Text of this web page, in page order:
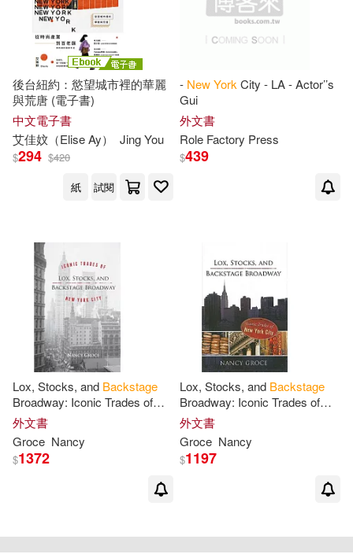
出版社 (可複選)
Ingram(4) 堡壘文化(2)
可港澳店取(5)
可新加坡店取(5)
可菲律賓店取(5)
電子書 (可複選)
適合手機平板閱讀(1)
後台紐約：慾望城市裡的華麗
與荒唐 (電子書)
中文電子書
艾佳妏（Elise Ay）
Jing You
$294 $420
紙
試閱
- NewYork City - LA - Actor’’s
Gui
外文書
Role Factory Press
$439
Lox, Stocks, and Backstage
Broadway: Iconic Trades of
New York
外文書
Groce Nancy
$1372
Lox, Stocks, and Backstage
Broadway: Iconic Trades of
New York
外文書
Groce Nancy
$1197